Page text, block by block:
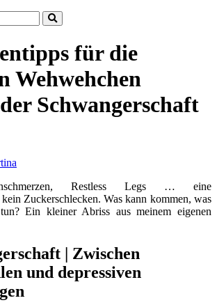
für die
Wehwehchen
Schwangerschaft
Restless Legs … eine
Zuckerschlecken. Was kann kommen, was
Ein kleiner Abriss aus meinem eigenen
| Zwischen
und depressiven